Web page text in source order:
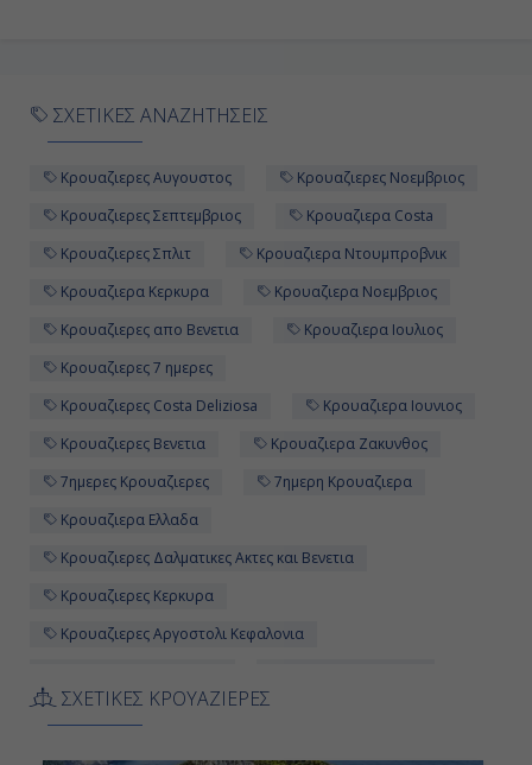
ΣΧΕΤΙΚΕΣ ΑΝΑΖΗΤΗΣΕΙΣ
Κρουαζιερες Αυγουστος
Κρουαζιερες Νοεμβριος
Κρουαζιερες Σεπτεμβριος
Κρουαζιερα Costa
Κρουαζιερες Σπλιτ
Κρουαζιερα Ντουμπροβνικ
Κρουαζιερα Κερκυρα
Κρουαζιερα Νοεμβριος
Κρουαζιερες απο Βενετια
Κρουαζιερα Ιουλιος
Κρουαζιερες 7 ημερες
Κρουαζιερες Costa Deliziosa
Κρουαζιερα Ιουνιος
Κρουαζιερες Βενετια
Κρουαζιερα Ζακυνθος
7ημερες Κρουαζιερες
7ημερη Κρουαζιερα
Κρουαζιερα Ελλαδα
Κρουαζιερες Δαλματικες Ακτες και Βενετια
Κρουαζιερες Κερκυρα
Κρουαζιερες Αργοστολι Kεφαλονια
Κρουαζιερες Μαιος
Κρουαζιερα Σπλιτ
ΣΧΕΤΙΚΕΣ ΚΡΟΥΑΖΙΕΡΕΣ